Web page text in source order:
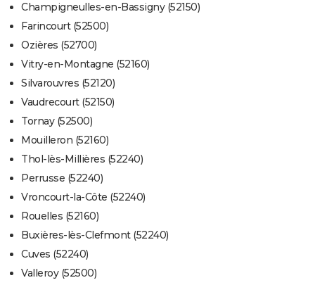
Champigneulles-en-Bassigny (52150)
Farincourt (52500)
Ozières (52700)
Vitry-en-Montagne (52160)
Silvarouvres (52120)
Vaudrecourt (52150)
Tornay (52500)
Mouilleron (52160)
Thol-lès-Millières (52240)
Perrusse (52240)
Vroncourt-la-Côte (52240)
Rouelles (52160)
Buxières-lès-Clefmont (52240)
Cuves (52240)
Valleroy (52500)